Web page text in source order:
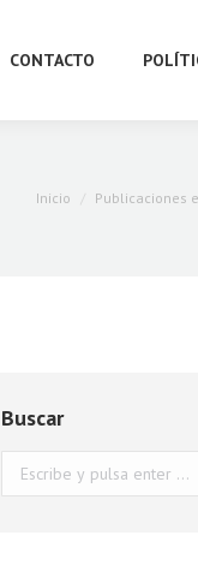
CONTACTO
Estás aquí:
Inicio Publicaciones
Buscar
Buscar: